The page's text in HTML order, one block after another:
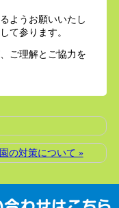
ようお願いいたし
て参ります。
ご理解とご協力を
の対策について »